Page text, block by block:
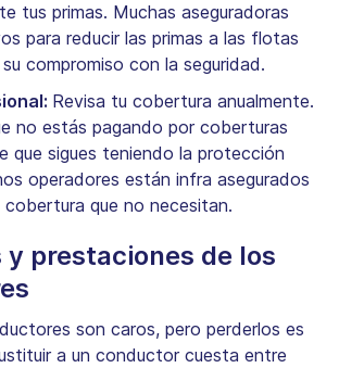
tus primas. Muchas aseguradoras
para reducir las primas a las flotas
compromiso con la seguridad.
Revisa tu cobertura anualmente.
no estás pagando por coberturas
que sigues teniendo la protección
operadores están infra asegurados
cobertura que no necesitan.
y prestaciones de los
son caros, pero perderlos es
a un conductor cuesta entre